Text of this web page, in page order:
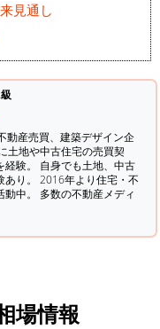
見通し
動産売買、建築デザイン企
土地や中古住宅の売買契
験。 自身でも土地、中古
り。 2016年より住宅・不
中。 多数の不動産メディ
場情報